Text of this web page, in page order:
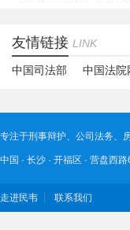
友情链接 LINK
中国司法部 中国法院
专注于刑事辩护、公司法务、
中国 · 长沙 · 开福区 · 营盘
走进民韦 联系我们